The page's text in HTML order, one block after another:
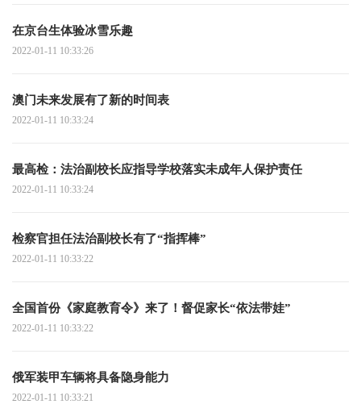
在京台生体验冰雪乐趣
2022-01-11 10:33:26
澳门未来发展有了新的时间表
2022-01-11 10:33:24
最高检：法治副校长应指导学校落实未成年人保护责任
2022-01-11 10:33:24
检察官担任法治副校长有了“指挥棒”
2022-01-11 10:33:22
全国首份《家庭教育令》来了！督促家长“依法带娃”
2022-01-11 10:33:22
俄军装甲车辆将具备隐身能力
2022-01-11 10:33:21